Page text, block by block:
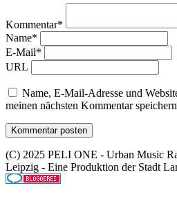
Kommentar*
Name*
E-Mail*
URL
Name, E-Mail-Adresse und
meinen nächsten Kommentar
(C) 2025 PELI ONE - Urban Music
Leipzig - Eine Produktion der Stadt